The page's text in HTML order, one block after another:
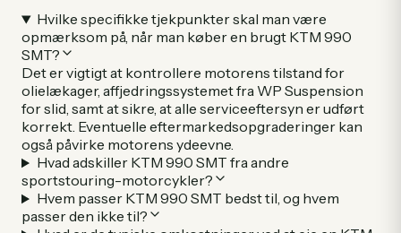
Hvilke specifikke tjekpunkter skal man være
opmærksom på, når man køber en brugt KTM 990
SMT?
Det er vigtigt at kontrollere motorens tilstand for
olielækager, affjedringssystemet fra WP Suspension
for slid, samt at sikre, at alle serviceeftersyn er udført
korrekt. Eventuelle eftermarkedsopgraderinger kan
også påvirke motorens ydeevne.
Hvad adskiller KTM 990 SMT fra andre
sportstouring-motorcykler?
Hvem passer KTM 990 SMT bedst til, og hvem
passer den ikke til?